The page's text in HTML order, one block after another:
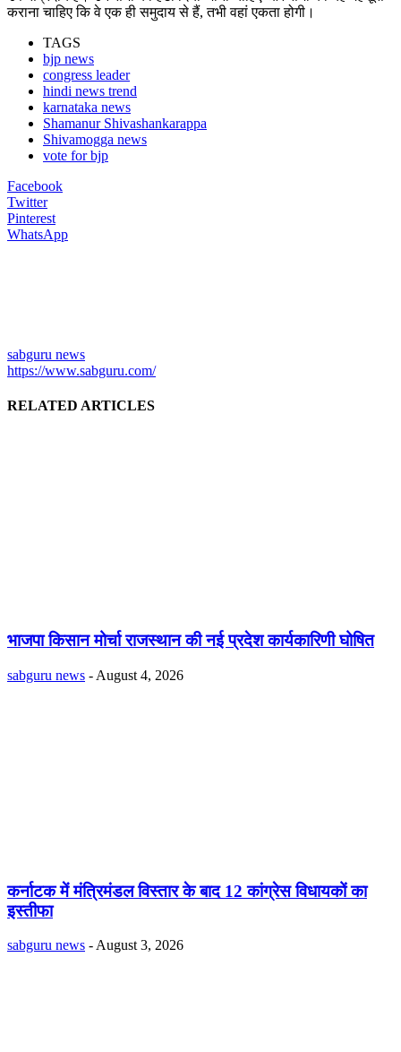
कराना चाहिए कि वे एक ही समुदाय से हैं, तभी वहां एकता होगी।
TAGS
bjp news
congress leader
hindi news trend
karnataka news
Shamanur Shivashankarappa
Shivamogga news
vote for bjp
Facebook
Twitter
Pinterest
WhatsApp
sabguru news
https://www.sabguru.com/
RELATED ARTICLES
भाजपा किसान मोर्चा राजस्थान की नई प्रदेश कार्यकारिणी घोषित
sabguru news - August 4, 2026
कर्नाटक में मंत्रिमंडल विस्तार के बाद 12 कांग्रेस विधायकों का
इस्तीफा
sabguru news - August 3, 2026